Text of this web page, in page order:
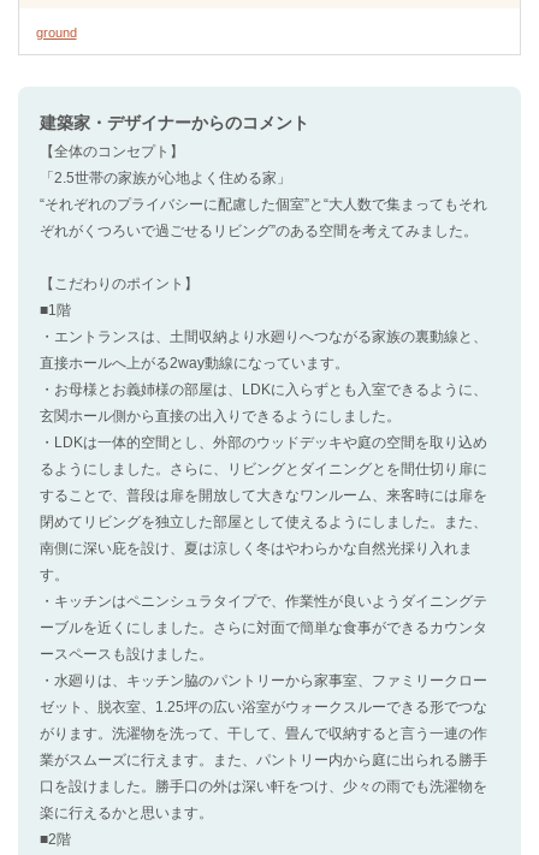
ground
建築家・デザイナーからのコメント
【全体のコンセプト】
「2.5世帯の家族が心地よく住める家」
“それぞれのプライバシーに配慮した個室”と“大人数で集まってもそれ
ぞれがくつろいで過ごせるリビング”のある空間を考えてみました。
【こだわりのポイント】
■1階
・エントランスは、土間収納より水廻りへつながる家族の裏動線と、
直接ホールへ上がる2way動線になっています。
・お母様とお義姉様の部屋は、LDKに入らずとも入室できるように、
玄関ホール側から直接の出入りできるようにしました。
・LDKは一体的空間とし、外部のウッドデッキや庭の空間を取り込め
るようにしました。さらに、リビングとダイニングとを間仕切り扉に
することで、普段は扉を開放して大きなワンルーム、来客時には扉を
閉めてリビングを独立した部屋として使えるようにしました。また、
南側に深い庇を設け、夏は涼しく冬はやわらかな自然光採り入れま
す。
・キッチンはペニンシュラタイプで、作業性が良いようダイニングテ
ーブルを近くにしました。さらに対面で簡単な食事ができるカウンタ
ースペースも設けました。
・水廻りは、キッチン脇のパントリーから家事室、ファミリークロー
ゼット、脱衣室、1.25坪の広い浴室がウォークスルーできる形でつな
がります。洗濯物を洗って、干して、畳んで収納すると言う一連の作
業がスムーズに行えます。また、パントリー内から庭に出られる勝手
口を設けました。勝手口の外は深い軒をつけ、少々の雨でも洗濯物を
楽に行えるかと思います。
■2階